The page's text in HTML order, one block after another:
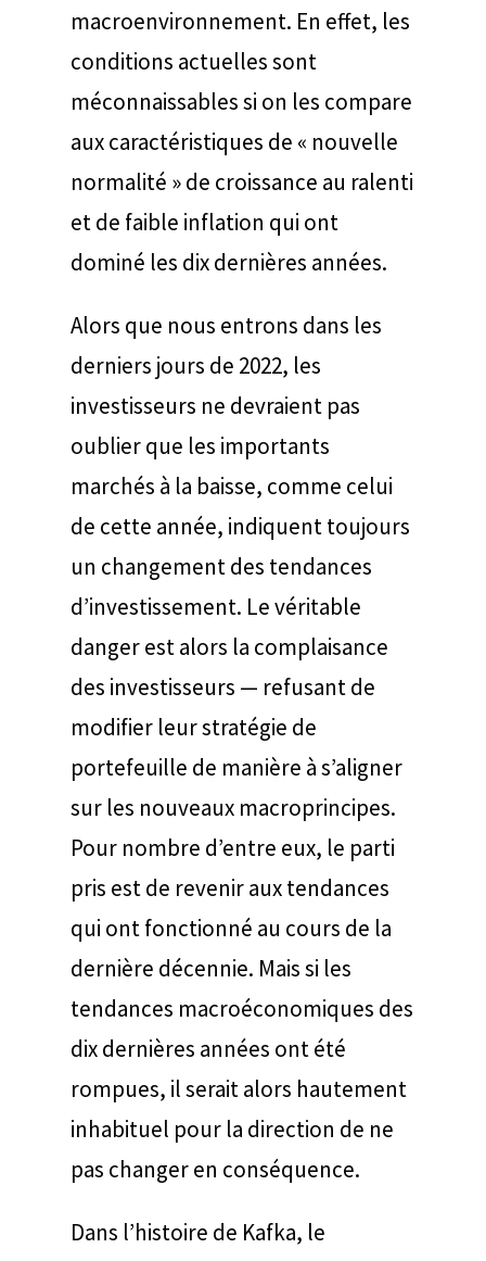
macroenvironnement. En effet, les
conditions actuelles sont
méconnaissables si on les compare
aux caractéristiques de « nouvelle
normalité » de croissance au ralenti
et de faible inflation qui ont
dominé les dix dernières années.
Alors que nous entrons dans les
derniers jours de 2022, les
investisseurs ne devraient pas
oublier que les importants
marchés à la baisse, comme celui
de cette année, indiquent toujours
un changement des tendances
d’investissement. Le véritable
danger est alors la complaisance
des investisseurs — refusant de
modifier leur stratégie de
portefeuille de manière à s’aligner
sur les nouveaux macroprincipes.
Pour nombre d’entre eux, le parti
pris est de revenir aux tendances
qui ont fonctionné au cours de la
dernière décennie. Mais si les
tendances macroéconomiques des
dix dernières années ont été
rompues, il serait alors hautement
inhabituel pour la direction de ne
pas changer en conséquence.
Dans l’histoire de Kafka, le